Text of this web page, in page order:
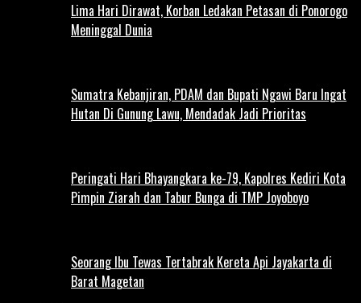
Lima Hari Dirawat, Korban Ledakan Petasan di Ponorogo
Meninggal Dunia
Sumatra Kebanjiran, PDAM dan Bupati Ngawi Baru Ingat
Hutan Di Gunung Lawu, Mendadak Jadi Prioritas
Peringati Hari Bhayangkara ke-79, Kapolres Kediri Kota
Pimpin Ziarah dan Tabur Bunga di TMP Joyoboyo
Seorang Ibu Tewas Tertabrak Kereta Api Jayakarta di
Barat Magetan